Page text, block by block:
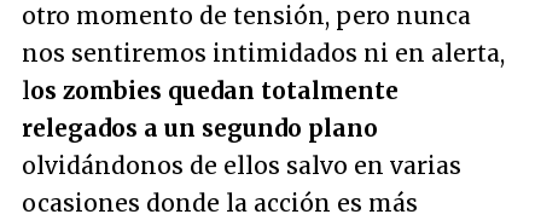
otro momento de tensión, pero nunca
nos sentiremos intimidados ni en alerta,
los zombies quedan totalmente
relegados a un segundo plano
olvidándonos de ellos salvo en varias
ocasiones donde la acción es más